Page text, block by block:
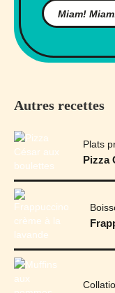
Autres recettes
Plats
Pizza